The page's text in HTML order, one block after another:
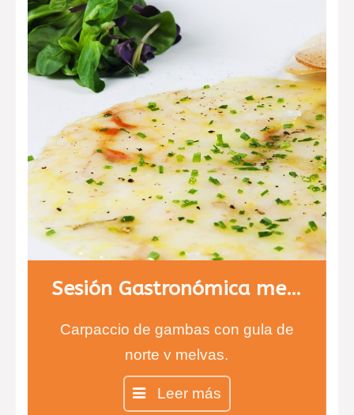
Sesión Gastronómica menú 1
Carpaccio de gambas con gula de
norte y melvas.
Entrecot con salsa de queso
infusionada con tomillo y risotto de
Leer más